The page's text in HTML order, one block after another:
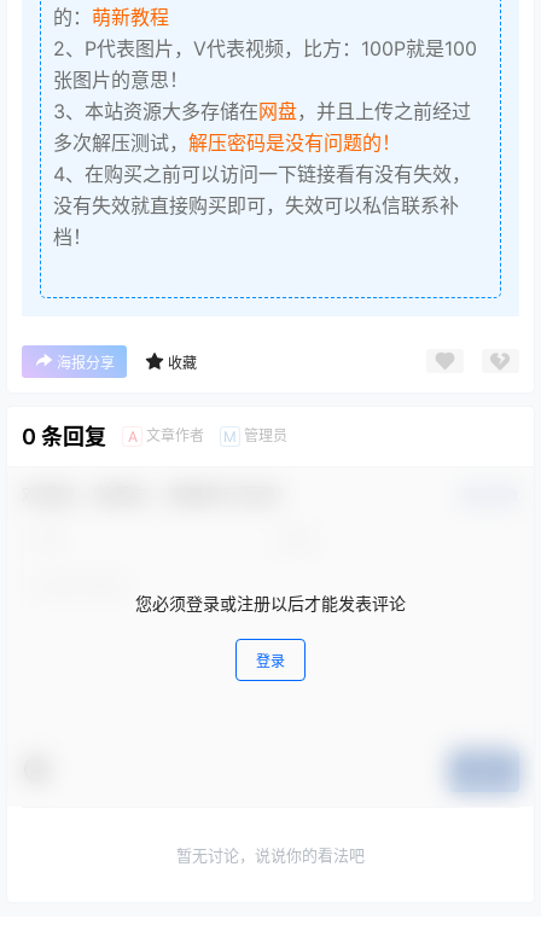
的： 萌新教程
2、P代表图片，V代表视频，比方：100P就是100
张图片的意思！
3、本站资源大多存储在网盘，并且上传之前经过
多次解压测试， 解压密码是没有问题的！
4、在购买之前可以访问一下链接看有没有失效，
没有失效就直接购买即可，失效可以私信联系补
档！
海报分享 收藏
0 条回复 A 文章作者 M 管理员
您必须登录或注册以后才能发表评论
登录
暂无讨论，说说你的看法吧